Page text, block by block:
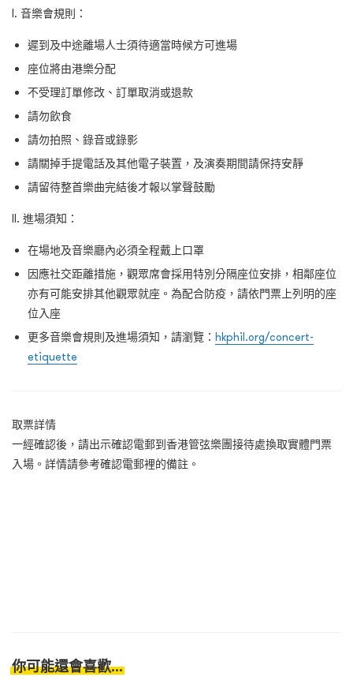
I. 音樂會規則：
遲到及中途離場人士須待適當時候方可進場
座位將由港樂分配
不受理訂單修改、訂單取消或退款
請勿飲食
請勿拍照、錄音或錄影
請關掉手提電話及其他電子裝置，及演奏期間請保持安靜
請留待整首樂曲完結後才報以掌聲鼓勵
II. 進場須知：
在場地及音樂廳內必須全程戴上口罩
因應社交距離措施，觀眾席會採用特別分隔座位安排，相鄰座位
亦有可能安排其他觀眾就座。為配合防疫，請依門票上列明的座
位入座
更多音樂會規則及進場須知，請瀏覽： hkphil.org/concert-
etiquette
取票詳情
一經確認後，請出示確認電郵到香港管弦樂團接待處換取實體門票
入場。詳情請參考確認電郵裡的備註。
你可能還會喜歡...